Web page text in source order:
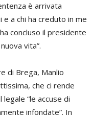
è arrivata
a chi ha creduto in me
concluso il presidente
vita”.
di Brega, Manlio
che ci rende
“le accuse di
infondate”. In